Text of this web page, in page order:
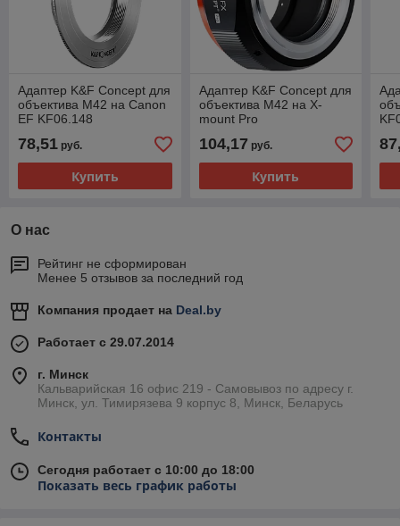
Адаптер K&F Concept для
объектива M42 на Canon
EF KF06.148
78,51 руб.
Купить
Адаптер K&F Concept для
объектива M42 на X-
mount Pro
104,17 руб.
Купить
О нас
Рейтинг не сформирован
Менее 5 отзывов за последний год
Компания продает на Deal.by
Работает с 29.07.2014
г. Минск
Кальварийская 16 офис 219 - Самовывоз по адресу г.
Минск, ул. Тимирязева 9 корпус 8, Минск, Беларусь
Контакты
Сегодня работает с 10:00 до 18:00
Показать весь график работы